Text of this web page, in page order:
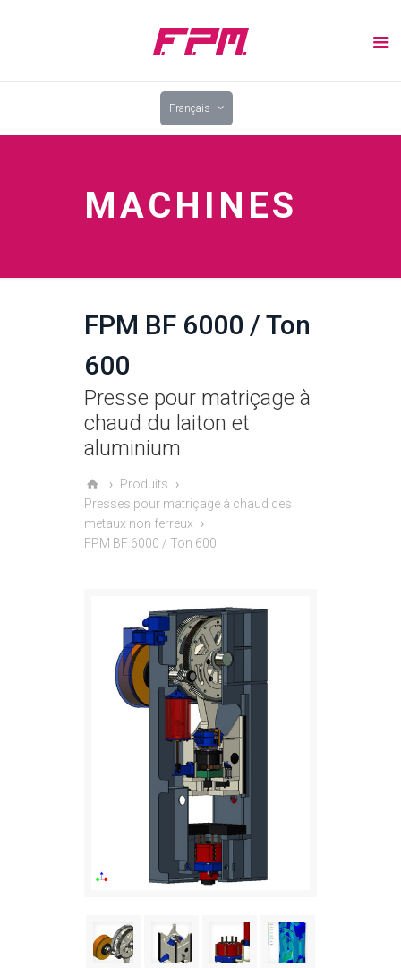
Français
MACHINES
FPM BF 6000 / Ton
600
Presse pour matriçage à
chaud du laiton et
aluminium
Produits
Presses pour matriçage à chaud des
metaux non ferreux
FPM BF 6000 / Ton 600